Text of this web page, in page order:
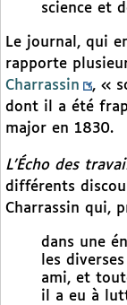
science et
Le journal, qui
rapporte
Charrassin
, «
dont il a été
major en 1830.
L’Écho des
différents
Charrassin qui,
dans une
les
ami, et
il a eu à